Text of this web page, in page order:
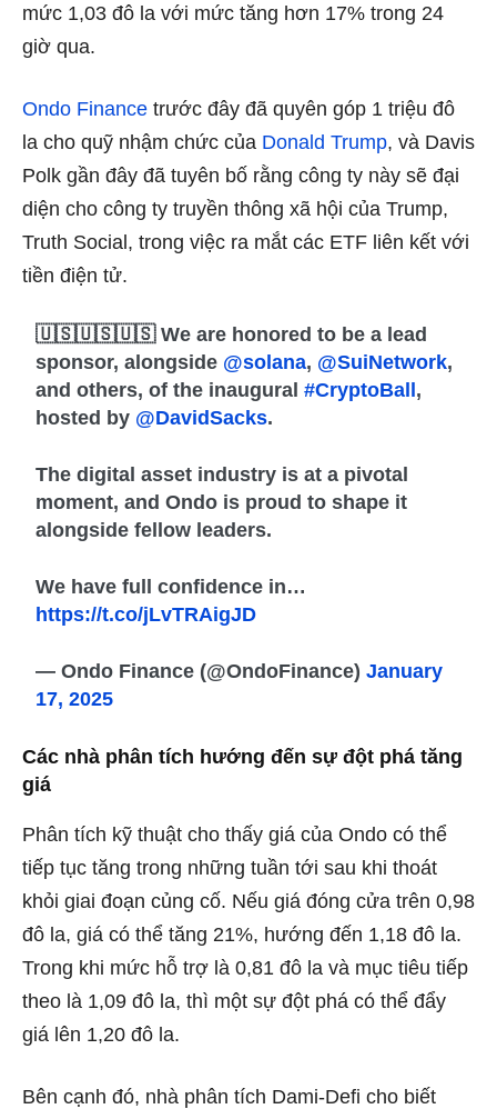
mức 1,03 đô la với mức tăng hơn 17% trong 24
giờ qua.
Ondo Finance trước đây đã quyên góp 1 triệu đô
la cho quỹ nhậm chức của Donald Trump, và Davis
Polk gần đây đã tuyên bố rằng công ty này sẽ đại
diện cho công ty truyền thông xã hội của Trump,
Truth Social, trong việc ra mắt các ETF liên kết với
tiền điện tử.
🇺🇸🇺🇸🇺🇸 We are honored to be a lead
sponsor, alongside @solana, @SuiNetwork,
and others, of the inaugural#CryptoBall,
hosted by @DavidSacks.
The digital asset industry is at a pivotal
moment, and Ondo is proud to shape it
alongside fellow leaders.
We have full confidence in…
https://t.co/jLvTRAigJD
— Ondo Finance (@OndoFinance)January
17, 2025
Các nhà phân tích hướng đến sự đột phá tăng
giá
Phân tích kỹ thuật cho thấy giá của Ondo có thể
tiếp tục tăng trong những tuần tới sau khi thoát
khỏi giai đoạn củng cố. Nếu giá đóng cửa trên 0,98
đô la, giá có thể tăng 21%, hướng đến 1,18 đô la.
Trong khi mức hỗ trợ là 0,81 đô la và mục tiêu tiếp
theo là 1,09 đô la, thì một sự đột phá có thể đẩy
giá lên 1,20 đô la.
Bên cạnh đó, nhà phân tích Dami-Defi cho biết